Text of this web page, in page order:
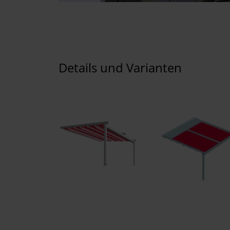
Details und Varianten